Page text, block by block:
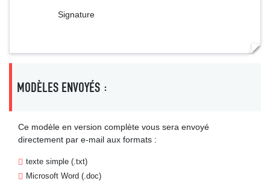
Signature
MODÈLES ENVOYÉS :
Ce modèle en version complète vous sera envoyé
directement par e-mail aux formats :
texte simple (.txt)
Microsoft Word (.doc)